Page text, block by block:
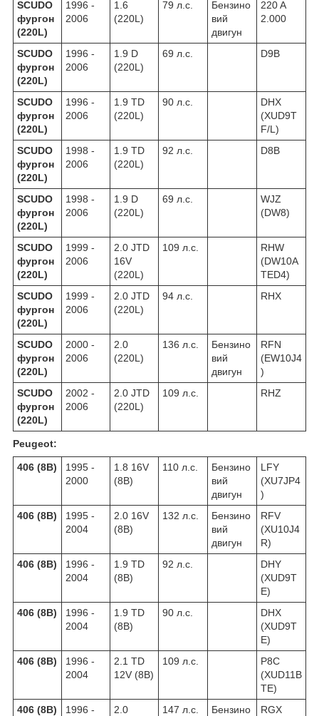
SCUDO
фургон
(220L)
1996 -
2006
1.6
(220L)
79 л.с.
Бензино
вий
двигун
220 A
2.000
SCUDO
фургон
(220L)
1996 -
2006
1.9 D
(220L)
69 л.с. D9B
SCUDO
фургон
(220L)
1996 -
2006
1.9 TD
(220L)
90 л.с.
DHX
(XUD9T
F/L)
SCUDO
фургон
(220L)
1998 -
2006
1.9 TD
(220L)
92 л.с. D8B
SCUDO
фургон
(220L)
1998 -
2006
1.9 D
(220L)
69 л.с.
WJZ
(DW8)
SCUDO
фургон
(220L)
1999 -
2006
2.0 JTD
16V
(220L)
109 л.с.
RHW
(DW10A
TED4)
SCUDO
фургон
(220L)
1999 -
2006
2.0 JTD
(220L)
94 л.с. RHX
SCUDO
фургон
(220L)
2000 -
2006
2.0
(220L)
136 л.с.
Бензино
вий
двигун
RFN
(EW10J4
)
SCUDO
фургон
(220L)
2002 -
2006
2.0 JTD
(220L)
109 л.с. RHZ
Peugeot:
406 (8B)
1995 -
2000
1.8 16V
(8B)
110 л.с.
Бензино
вий
двигун
LFY
(XU7JP4
)
406 (8B)
1995 -
2004
2.0 16V
(8B)
132 л.с.
Бензино
вий
двигун
RFV
(XU10J4
R)
406 (8B)
1996 -
2004
1.9 TD
(8B)
92 л.с.
DHY
(XUD9T
E)
406 (8B)
1996 -
2004
1.9 TD
(8B)
90 л.с.
DHX
(XUD9T
E)
406 (8B)
1996 -
2004
2.1 TD
12V (8B)
109 л.с.
P8C
(XUD11B
TE)
406 (8B)
1996 -
2.0
147 л.с.
Бензино
RGX